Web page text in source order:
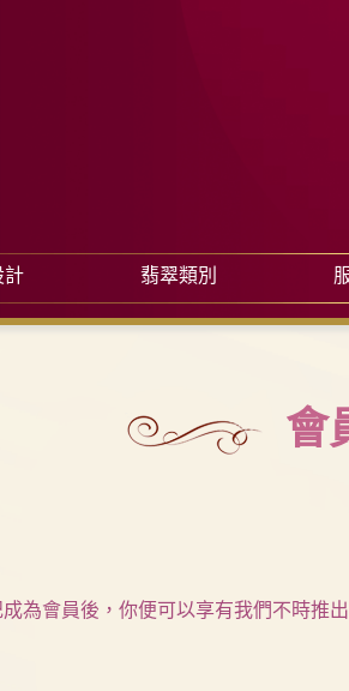
計 翡翠類別
會
為會員後，你便可以享有我們不時推